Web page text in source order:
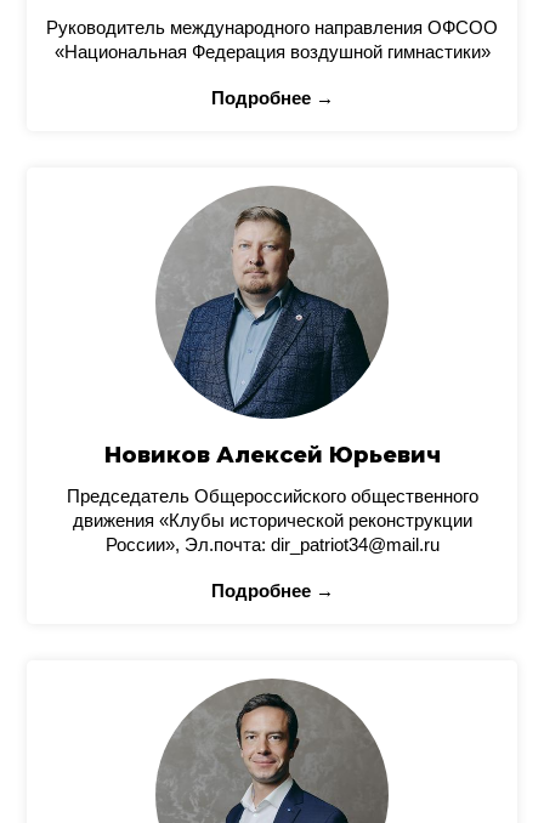
Руководитель международного направления ОФСОО
«Национальная Федерация воздушной гимнастики»
Подробнее →
Новиков Алексей Юрьевич
Председатель Общероссийского общественного
движения «Клубы исторической реконструкции
России», Эл.почта: dir_patriot34@mail.ru
Подробнее →